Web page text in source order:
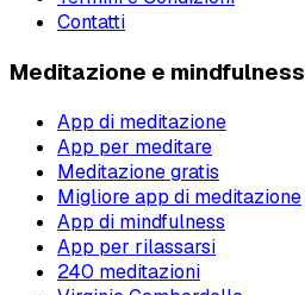
Contatti
Meditazione e mindfulness
App di meditazione
App per meditare
Meditazione gratis
Migliore app di meditazione
App di mindfulness
App per rilassarsi
240 meditazioni